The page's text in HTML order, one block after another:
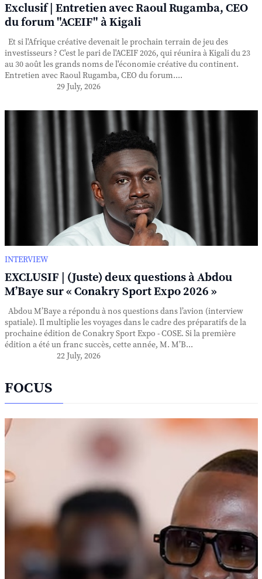
Exclusif | Entretien avec Raoul Rugamba, CEO
du forum "ACEIF" à Kigali
Et si l'Afrique créative devenait le prochain terrain de jeu des
investisseurs ? C'est le pari de l'ACEIF 2026, qui réunira à Kigali du 23
au 30 août les grands noms de l'économie créative du continent.
Entretien avec Raoul Rugamba, CEO du forum....
29 July, 2026
INTERVIEW
EXCLUSIF | (Juste) deux questions à Abdou
M’Baye sur « Conakry Sport Expo 2026 »
Abdou M’Baye a répondu à nos questions dans l’avion (interview
spatiale). Il multiplie les voyages dans le cadre des préparatifs de la
prochaine édition de Conakry Sport Expo - COSE. Si la première
édition a été un franc succès, cette année, M. M’B...
22 July, 2026
FOCUS